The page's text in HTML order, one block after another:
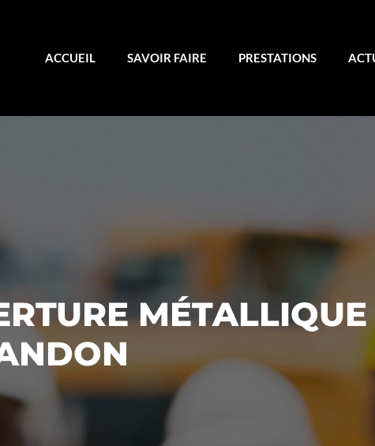
ACCUEIL SAVOIR FAIRE PRESTATIONS